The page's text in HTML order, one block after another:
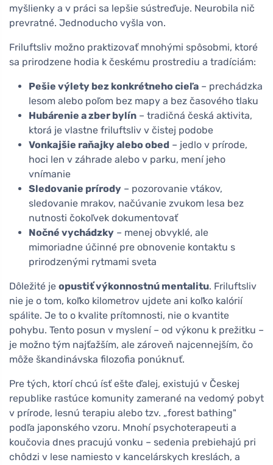
myšlienky a v práci sa lepšie sústreďuje. Neurobila nič
prevratné. Jednoducho vyšla von.
Friluftsliv možno praktizovať mnohými spôsobmi, ktoré
sa prirodzene hodia k českému prostrediu a tradíciám:
Pešie výlety bez konkrétneho cieľa – prechádzka
lesom alebo poľom bez mapy a bez časového tlaku
Hubárenie a zber bylín – tradičná česká aktivita,
ktorá je vlastne friluftsliv v čistej podobe
Vonkajšie raňajky alebo obed – jedlo v prírode,
hoci len v záhrade alebo v parku, mení jeho
vnímanie
Sledovanie prírody – pozorovanie vtákov,
sledovanie mrakov, načúvanie zvukom lesa bez
nutnosti čokoľvek dokumentovať
Nočné vychádzky – menej obvyklé, ale
mimoriadne účinné pre obnovenie kontaktu s
prirodzenými rytmami sveta
Dôležité je opustiť výkonnostnú mentalitu. Friluftsliv
nie je o tom, koľko kilometrov ujdete ani koľko kalórií
spálite. Je to o kvalite prítomnosti, nie o kvantite
pohybu. Tento posun v myslení – od výkonu k prežitku –
je možno tým najťažším, ale zároveň najcennejším, čo
môže škandinávska filozofia ponúknuť.
Pre tých, ktorí chcú ísť ešte ďalej, existujú v Českej
republike rastúce komunity zamerané na vedomý pobyt
v prírode, lesnú terapiu alebo tzv. „forest bathing"
podľa japonského vzoru. Mnohí psychoterapeuti a
koučovia dnes pracujú vonku – sedenia prebiehajú pri
chôdzi v lese namiesto v kancelárskych kreslách, a